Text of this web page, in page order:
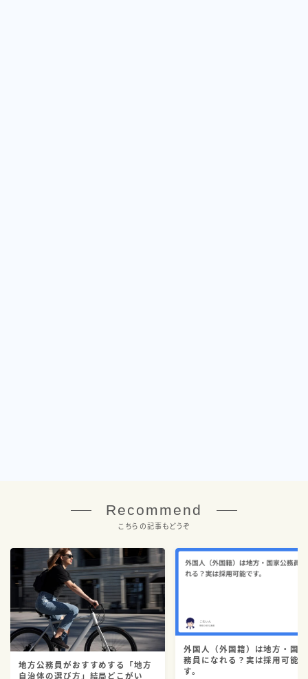
Recommend
こちらの記事もどうぞ
地方公務員がおすすめする「地方
自治体の選び方」結局どこがい
外国人（外国籍）は地方・国
務員になれる？実は採用可能で
す。